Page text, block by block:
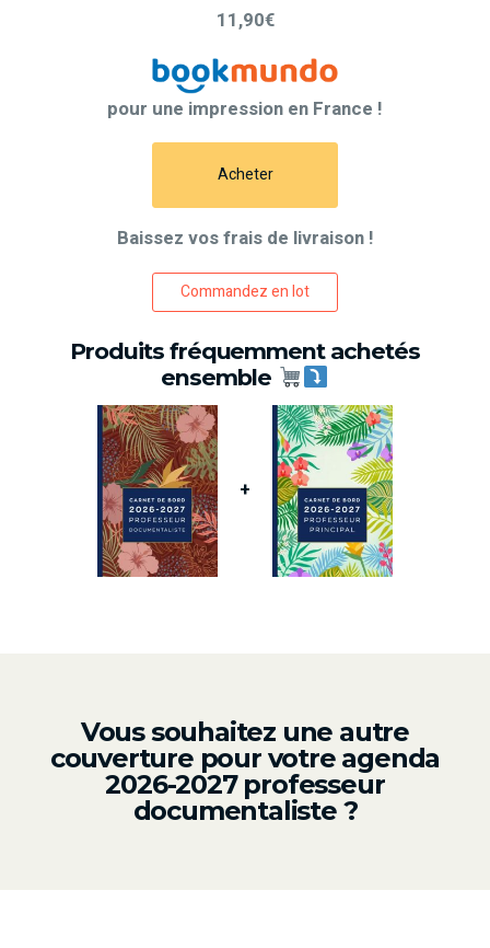
11,90€
pour une impression en France !
Acheter
Baissez vos frais de livraison !
Commandez en lot
Produits fréquemment achetés
ensemble
+
Vous souhaitez une autre
couverture pour votre agenda
2026-2027 professeur
documentaliste ?